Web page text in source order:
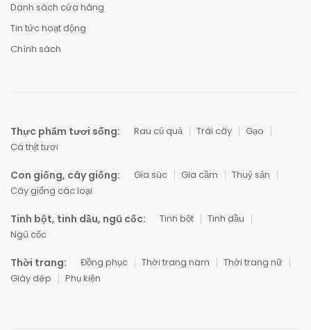
Danh sách cửa hàng
Tin tức hoạt động
Chính sách
Thực phẩm tươi sống: Rau củ quả Trái cây
Gạo
Cá thịt tươi
Con giống, cây giống: Gia súc Gia cầm
Thuỷ sản
Cây giống các loại
Tinh bột, tinh dầu, ngũ cốc: Tinh bột
Tinh dầu
Ngũ cốc
Thời trang: Đồng phục Thời trang nam
Thời trang nữ
Giày dép
Phụ kiện